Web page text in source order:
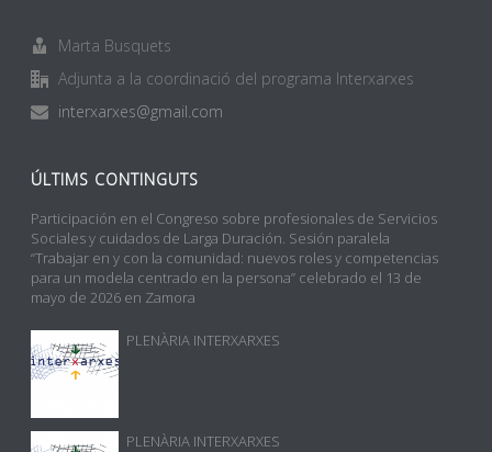
Marta Busquets
Adjunta a la coordinació del programa Interxarxes
interxarxes@gmail.com
ÚLTIMS CONTINGUTS
Participación en el Congreso sobre profesionales de Servicios
Sociales y cuidados de Larga Duración. Sesión paralela
“Trabajar en y con la comunidad: nuevos roles y competencias
para un modela centrado en la persona” celebrado el 13 de
mayo de 2026 en Zamora
PLENÀRIA INTERXARXES
PLENÀRIA INTERXARXES